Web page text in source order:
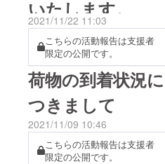
いたします。
2021/11/22 11:03
こちらの活動報告は支援者
限定の公開です。
荷物の到着状況に
つきまして
2021/11/09 10:46
こちらの活動報告は支援者
限定の公開です。